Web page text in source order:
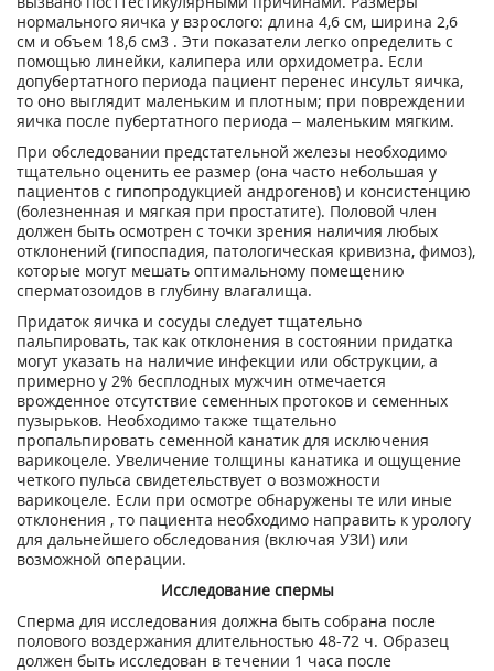
нормального яичка у взрослого: длина 4,6 см, ширина 2,6
см и объем 18,6 см3 . Эти показатели легко определить с
помощью линейки, калипера или орхидометра. Если
допубертатного периода пациент перенес инсульт яичка,
то оно выглядит маленьким и плотным; при повреждении
яичка после пубертатного периода – маленьким мягким.
При обследовании предстательной железы необходимо
тщательно оценить ее размер (она часто небольшая у
пациентов с гипопродукцией андрогенов) и консистенцию
(болезненная и мягкая при простатите). Половой член
должен быть осмотрен с точки зрения наличия любых
отклонений (гипоспадия, патологическая кривизна, фимоз),
которые могут мешать оптимальному помещению
сперматозоидов в глубину влагалища.
Придаток яичка и сосуды следует тщательно
пальпировать, так как отклонения в состоянии придатка
могут указать на наличие инфекции или обструкции, а
примерно у 2% бесплодных мужчин отмечается
врожденное отсутствие семенных протоков и семенных
пузырьков. Необходимо также тщательно
пропальпировать семенной канатик для исключения
варикоцеле. Увеличение толщины канатика и ощущение
четкого пульса свидетельствует о возможности
варикоцеле. Если при осмотре обнаружены те или иные
отклонения , то пациента необходимо направить к урологу
для дальнейшего обследования (включая УЗИ) или
возможной операции.
Исследование спермы
Сперма для исследования должна быть собрана после
полового воздержания длительностью 48-72 ч. Образец
должен быть исследован в течении 1 часа после